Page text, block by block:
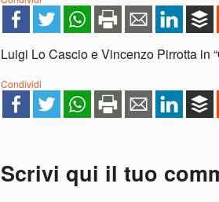
Luigi Lo Cascio e Vincenzo Pirrotta in
Condividi
Scrivi qui il tuo